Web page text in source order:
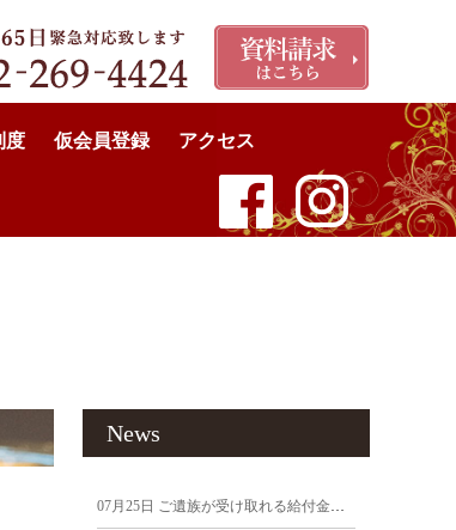
度 仮会員登録 アクセス
News
07月25日 ご遺族が受け取れる給付金まとめ｜申請しないと受け取れないお金にご注意